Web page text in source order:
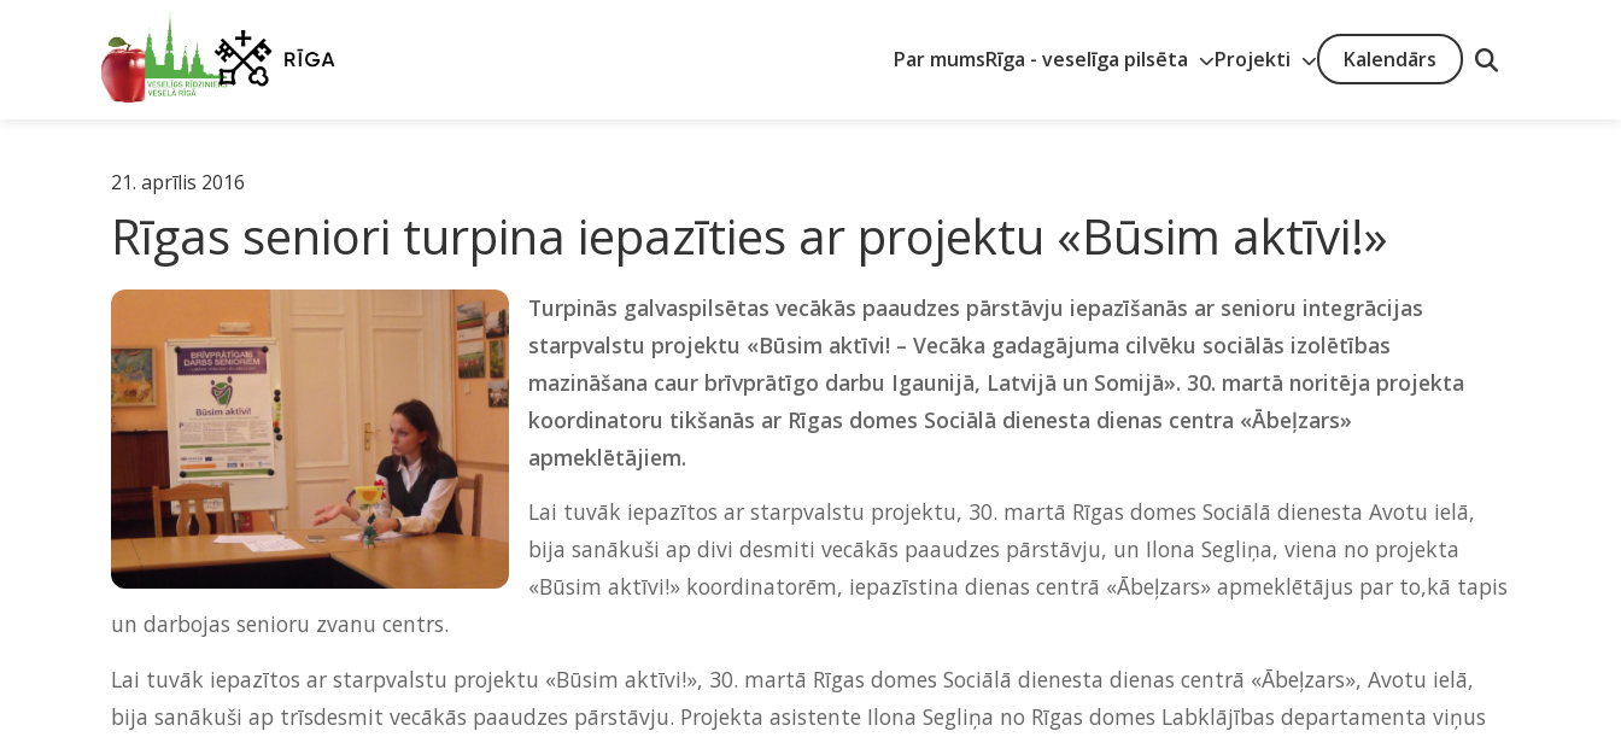
Par mumsRīga - veselīga pilsēta Projekti Kalendārs
21. aprīlis 2016
Rīgas seniori turpina iepazīties ar projektu «Būsim aktīvi!»
Turpinās galvaspilsētas vecākās paaudzes pārstāvju iepazīšanās ar senioru integrācijas
starpvalstu projektu «Būsim aktīvi! – Vecāka gadagājuma cilvēku sociālās izolētības
mazināšana caur brīvprātīgo darbu Igaunijā, Latvijā un Somijā». 30. martā noritēja projekta
koordinatoru tikšanās ar Rīgas domes Sociālā dienesta dienas centra «Ābeļzars»
apmeklētājiem.
Lai tuvāk iepazītos ar starpvalstu projektu, 30. martā Rīgas domes Sociālā dienesta Avotu ielā,
bija sanākuši ap divi desmiti vecākās paaudzes pārstāvju, un Ilona Segliņa, viena no projekta
«Būsim aktīvi!» koordinatorēm, iepazīstina dienas centrā «Ābeļzars» apmeklētājus par to,kā tapis
un darbojas senioru zvanu centrs.
Lai tuvāk iepazītos ar starpvalstu projektu «Būsim aktīvi!», 30. martā Rīgas domes Sociālā dienesta dienas centrā «Ābeļzars», Avotu ielā,
bija sanākuši ap trīsdesmit vecākās paaudzes pārstāvju. Projekta asistente Ilona Segliņa no Rīgas domes Labklājības departamenta viņus